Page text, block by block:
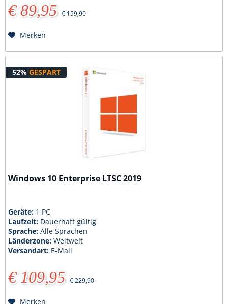
€ 89,95 € 159,90
Merken
52% GESPART
Windows 10 Enterprise LTSC 2019
Geräte: 1 PC
Laufzeit: Dauerhaft gültig
Sprache:Alle Sprachen
Länderzone:Weltweit
Versandart: E-Mail
€ 109,95 € 229,90
Merken